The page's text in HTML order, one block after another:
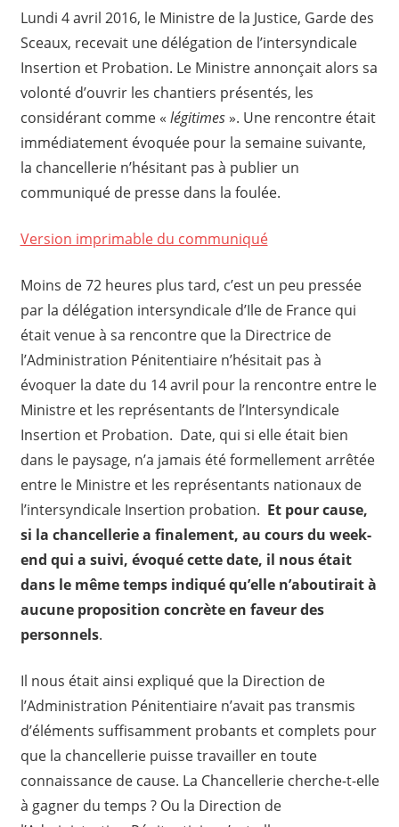
Lundi 4 avril 2016, le Ministre de la Justice, Garde des
Sceaux, recevait une délégation de l’intersyndicale
Insertion et Probation. Le Ministre annonçait alors sa
volonté d’ouvrir les chantiers présentés, les
considérant comme « légitimes». Une rencontre était
immédiatement évoquée pour la semaine suivante,
la chancellerie n’hésitant pas à publier un
communiqué de presse dans la foulée.
Version imprimable du communiqué
Moins de 72 heures plus tard, c’est un peu pressée
par la délégation intersyndicale d’Ile de France qui
était venue à sa rencontre que la Directrice de
l’Administration Pénitentiaire n’hésitait pas à
évoquer la date du 14 avril pour la rencontre entre le
Ministre et les représentants de l’Intersyndicale
Insertion et Probation. Date, qui si elle était bien
dans le paysage, n’a jamais été formellement arrêtée
entre le Ministre et les représentants nationaux de
l’intersyndicale Insertion probation. Et pour cause,
si la chancellerie a finalement, au cours du week-
end qui a suivi, évoqué cette date, il nous était
dans le même temps indiqué qu’elle n’aboutirait à
aucune proposition concrète en faveur des
personnels.
Il nous était ainsi expliqué que la Direction de
l’Administration Pénitentiaire n’avait pas transmis
d’éléments suffisamment probants et complets pour
que la chancellerie puisse travailler en toute
connaissance de cause. La Chancellerie cherche-t-elle
à gagner du temps ? Ou la Direction de